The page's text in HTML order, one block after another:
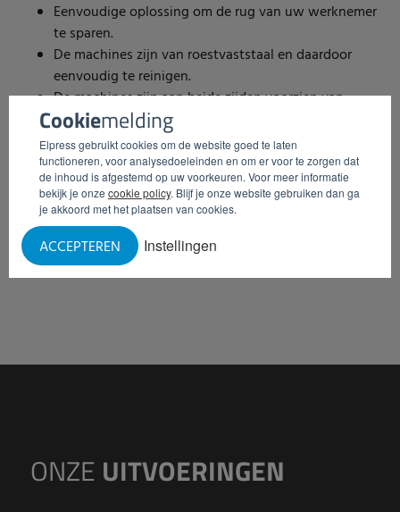
Cookiemelding
Elpress gebruikt cookies om de website goed te laten
functioneren, voor analysedoeleinden en om er voor te zorgen dat
de inhoud is afgestemd op uw voorkeuren. Voor meer informatie
bekijk je onze cookie policy. Blijf je onze website gebruiken dan ga
je akkoord met het plaatsen van cookies.
Instellingen
ACCEPTEREN
Eenvoudige oplossing om de rug van uw werknemer
te sparen.
De machines zijn van roestvaststaal en daardoor
eenvoudig te reinigen.
De machines zijn aan beide zijden voorzien van
onafhankelijke bediening.
De krachtige accu maakt het mogelijk tot ca. 80
vaten van 300 kg leeg te
kunnen werken.
INFORMATIE AANVRAGEN
ONZE UITVOERINGEN